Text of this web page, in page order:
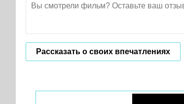
Рассказать о своих впечатлениях